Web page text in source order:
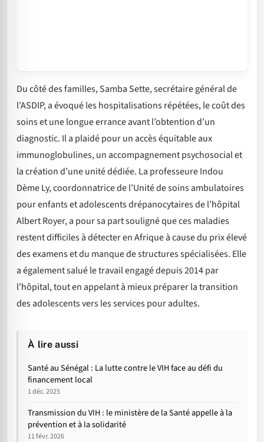
Du côté des familles, Samba Sette, secrétaire général de
l’ASDIP, a évoqué les hospitalisations répétées, le coût des
soins et une longue errance avant l’obtention d’un
diagnostic. Il a plaidé pour un accès équitable aux
immunoglobulines, un accompagnement psychosocial et
la création d’une unité dédiée. La professeure Indou
Dème Ly, coordonnatrice de l’Unité de soins ambulatoires
pour enfants et adolescents drépanocytaires de l’hôpital
Albert Royer, a pour sa part souligné que ces maladies
restent difficiles à détecter en Afrique à cause du prix élevé
des examens et du manque de structures spécialisées. Elle
a également salué le travail engagé depuis 2014 par
l’hôpital, tout en appelant à mieux préparer la transition
des adolescents vers les services pour adultes.
À lire aussi
Santé au Sénégal : La lutte contre le VIH face au défi du
financement local
1 déc. 2025
Transmission du VIH : le ministère de la Santé appelle à la
prévention et à la solidarité
11 févr. 2026